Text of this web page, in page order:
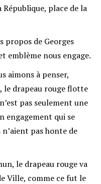
place de la
propos de Georges
emblème nous engage.
aimons à penser,
le drapeau rouge flotte
pas seulement une
engagement qui se
pas honte de
le drapeau rouge va
Ville, comme ce fut le